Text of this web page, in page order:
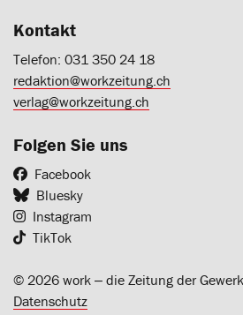
Kontakt
Telefon: 031 350 24 18
redaktion@workzeitung.ch
verlag@workzeitung.ch
Folgen Sie uns
Facebook
Bluesky
Instagram
TikTok
© 2026 work ‒ die Zeitung der
Datenschutz